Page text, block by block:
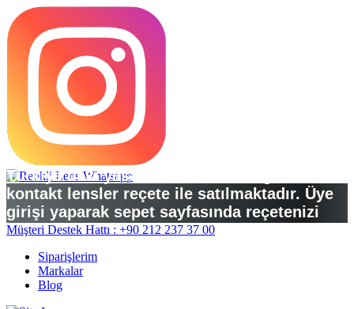
Türkiye’deki yasal düzenlemelere göre
kontakt lensler reçete ile satılmaktadır. Üye
girişi yaparak sepet sayfasında reçetenizi
yükleyebilirsiniz.
Müşteri Destek Hattı : +90 212 237 37 00
Siparişlerim
Markalar
Blog